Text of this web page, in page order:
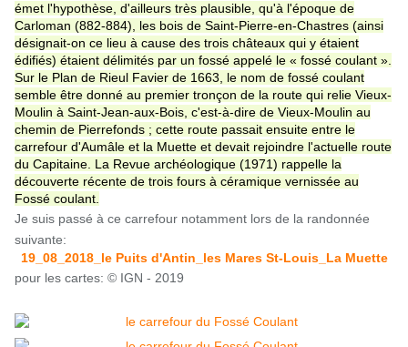
émet l'hypothèse, d'ailleurs très plausible, qu'à l'époque de
Carloman (882-884), les bois de Saint-Pierre-en-Chastres (ainsi
désignait-on ce lieu à cause des trois châteaux qui y étaient
édifiés) étaient délimités par un fossé appelé le « fossé coulant ».
Sur le Plan de Rieul Favier de 1663, le nom de fossé coulant
semble être donné au premier tronçon de la route qui relie Vieux-
Moulin à Saint-Jean-aux-Bois, c'est-à-dire de Vieux-Moulin au
chemin de Pierrefonds ; cette route passait ensuite entre le
carrefour d'Aumâle et la Muette et devait rejoindre l'actuelle route
du Capitaine. La Revue archéologique (1971) rappelle la
découverte récente de trois fours à céramique vernissée au
Fossé coulant.
Je suis passé à ce carrefour notamment lors de la randonnée
suivante:
19_08_2018_le Puits d'Antin_les Mares St-Louis_La Muette
pour les cartes: © IGN - 2019